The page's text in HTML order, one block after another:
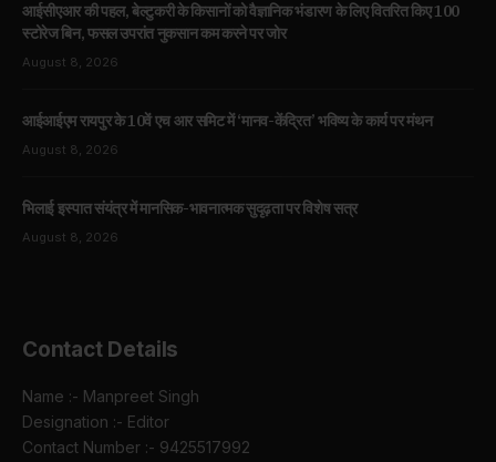
आईसीएआर की पहल, बेल्टुकरी के किसानों को वैज्ञानिक भंडारण के लिए वितरित किए 100
स्टोरेज बिन, फसल उपरांत नुकसान कम करने पर जोर
August 8, 2026
आईआईएम रायपुर के 10वें एच आर समिट में ‘मानव-केंद्रित’ भविष्य के कार्य पर मंथन
August 8, 2026
भिलाई इस्पात संयंत्र में मानसिक-भावनात्मक सुदृढ़ता पर विशेष सत्र
August 8, 2026
Contact Details
Name :- Manpreet Singh
Designation :- Editor
Contact Number :- 9425517992